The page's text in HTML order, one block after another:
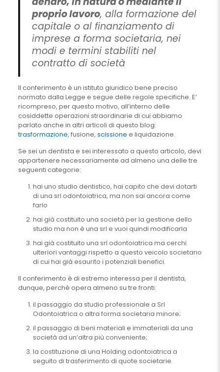
proprio lavoro, alla formazione del
capitale o al finanziamento di
imprese a forma societaria, nei
modi e termini stabiliti nel
contratto di società
Il conferimento è un istituto giuridico bene preciso
normato dalla Legge e segue delle regole specifiche. E’
ricompreso, per questo motivo, all’interno delle
cosiddette operazioni straordinarie di cui abbiamo
parlato anche in altri articoli di questo blog:
trasformazione, fusione, scissione e liquidazione.
Se sei un dentista e sei interessato a questo articolo, devi
appartenere necessariamente ad almeno una delle tre
seguenti categorie:
hai uno studio dentistico, hai capito che devi dotarti
di una srl odontoiatrica, ma non sai ancora come
farlo
hai già costituito una società per la gestione dello
studio ma non è una srl e vuoi quindi modificarla
hai già costituito una srl odontoiatrica ma cerchi
ulteriori vantaggi rispetto a questo veicolo societario
di cui hai già esaurito i potenziali benefici.
Il conferimento è di estremo interessa per il dentista,
dunque, perchè opera almeno su tre fronti:
il passaggio da studio professionale a Srl
Odontoiatrica o altra forma societaria minore;
il passaggio di beni materiali e immateriali da una
società ad un’altra più conveniente;
la costituzione di una Holding odontoiatrica a
seguito di trasferimento di quote societarie.